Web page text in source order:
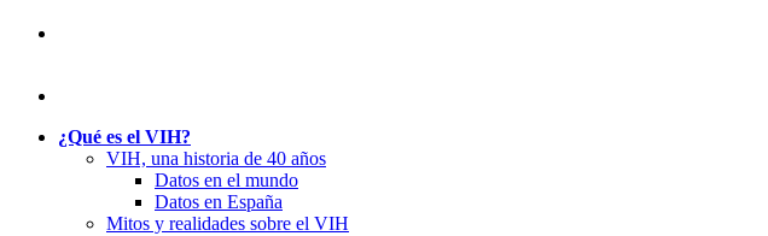
¿Qué es el VIH?
VIH, una historia de 40 años
Datos en el mundo
Datos en España
Mitos y realidades sobre el VIH